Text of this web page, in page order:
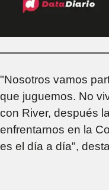
"Nosotros vamos
que juguemos. No
con River, después
enfrentarnos en la
es el día a día",